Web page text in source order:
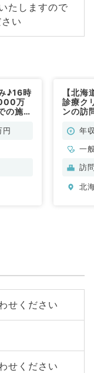
たしますので
い
♪16時
万
の施設
円
【北
診療ク
ンの訪
年
一
訪
北
せください
せください